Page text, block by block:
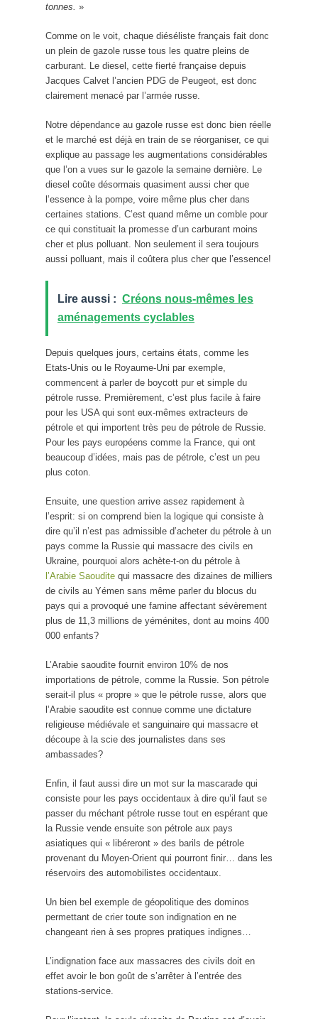
tonnes. »
Comme on le voit, chaque diéséliste français fait donc
un plein de gazole russe tous les quatre pleins de
carburant. Le diesel, cette fierté française depuis
Jacques Calvet l’ancien PDG de Peugeot, est donc
clairement menacé par l’armée russe.
Notre dépendance au gazole russe est donc bien réelle
et le marché est déjà en train de se réorganiser, ce qui
explique au passage les augmentations considérables
que l’on a vues sur le gazole la semaine dernière. Le
diesel coûte désormais quasiment aussi cher que
l’essence à la pompe, voire même plus cher dans
certaines stations. C’est quand même un comble pour
ce qui constituait la promesse d’un carburant moins
cher et plus polluant. Non seulement il sera toujours
aussi polluant, mais il coûtera plus cher que l’essence!
Lire aussi : Créons nous-mêmes les
aménagements cyclables
Depuis quelques jours, certains états, comme les
Etats-Unis ou le Royaume-Uni par exemple,
commencent à parler de boycott pur et simple du
pétrole russe. Premièrement, c’est plus facile à faire
pour les USA qui sont eux-mêmes extracteurs de
pétrole et qui importent très peu de pétrole de Russie.
Pour les pays européens comme la France, qui ont
beaucoup d’idées, mais pas de pétrole, c’est un peu
plus coton.
Ensuite, une question arrive assez rapidement à
l’esprit: si on comprend bien la logique qui consiste à
dire qu’il n’est pas admissible d’acheter du pétrole à un
pays comme la Russie qui massacre des civils en
Ukraine, pourquoi alors achète-t-on du pétrole à
l’Arabie Saoudite qui massacre des dizaines de milliers
de civils au Yémen sans même parler du blocus du
pays qui a provoqué une famine affectant sévèrement
plus de 11,3 millions de yéménites, dont au moins 400
000 enfants?
L’Arabie saoudite fournit environ 10% de nos
importations de pétrole, comme la Russie. Son pétrole
serait-il plus « propre » que le pétrole russe, alors que
l’Arabie saoudite est connue comme une dictature
religieuse médiévale et sanguinaire qui massacre et
découpe à la scie des journalistes dans ses
ambassades?
Enfin, il faut aussi dire un mot sur la mascarade qui
consiste pour les pays occidentaux à dire qu’il faut se
passer du méchant pétrole russe tout en espérant que
la Russie vende ensuite son pétrole aux pays
asiatiques qui « libéreront » des barils de pétrole
provenant du Moyen-Orient qui pourront finir… dans les
réservoirs des automobilistes occidentaux.
Un bien bel exemple de géopolitique des dominos
permettant de crier toute son indignation en ne
changeant rien à ses propres pratiques indignes…
L’indignation face aux massacres des civils doit en
effet avoir le bon goût de s’arrêter à l’entrée des
stations-service.